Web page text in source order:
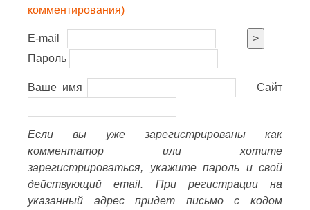
комментирования)
E-mail
>
Пароль
Ваше имя Сайт
Если вы уже зарегистрированы как
комментатор или хотите
зарегистрироваться, укажите пароль и свой
действующий email. При регистрации на
указанный адрес придет письмо с кодом